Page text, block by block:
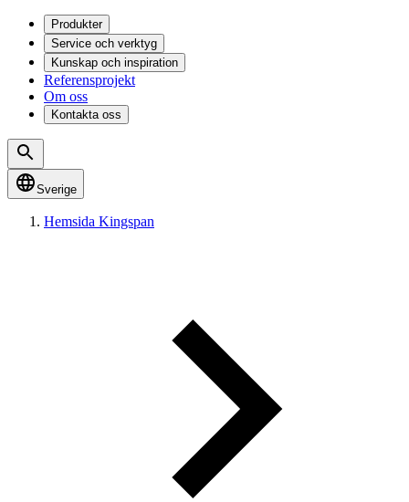
Produkter
Service och verktyg
Kunskap och inspiration
Referensprojekt
Om oss
Kontakta oss
Sverige
Hemsida Kingspan